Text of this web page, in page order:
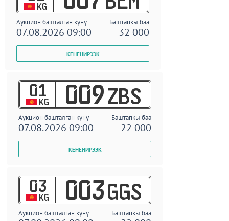
KG
Аукцион башталган күнү Баштапкы баа
07.08.2026 09:00 32 000
01
KG 009 ZBS
Аукцион башталган күнү Баштапкы баа
07.08.2026 09:00 22 000
03
KG 003 GGS
Аукцион башталган күнү Баштапкы баа